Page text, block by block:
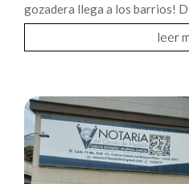
gozadera llega a los barrios!
leer